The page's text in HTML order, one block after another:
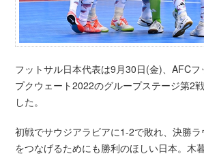
フットサル日本代表は9月30日(金)、AFCフ
プクウェート2022のグループステージ第2
した。
初戦でサウジアラビアに1-2で敗れ、決勝
をつなげるためにも勝利のほしい日本。木